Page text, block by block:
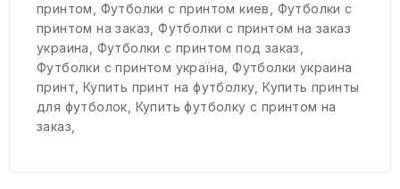
принтом, Футболки с принтом киев, Футболки с
принтом на заказ,Футболки с принтом на заказ
украина, Футболки с принтом под заказ,
Футболки с принтом україна,Футболки украина
принт, Купить принт на футболку,Купить принты
для футболок, Купить футболку с принтом на
заказ,